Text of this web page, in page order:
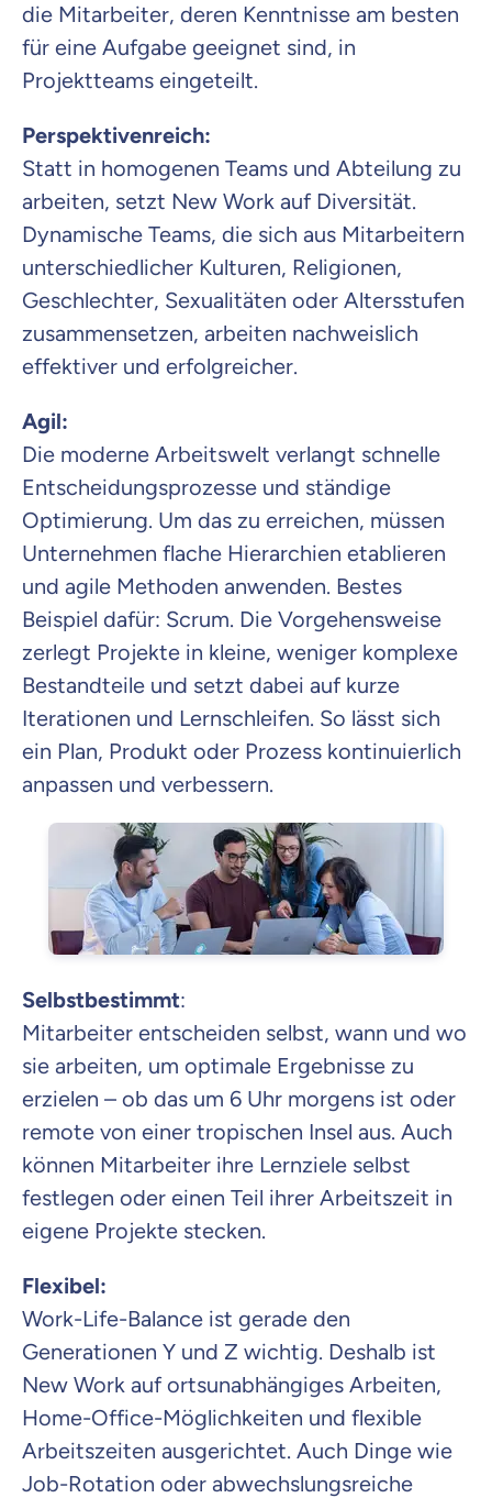
die Mitarbeiter, deren Kenntnisse am besten
für eine Aufgabe geeignet sind, in
Projektteams eingeteilt.
Perspektivenreich:
Statt in homogenen Teams und Abteilung zu
arbeiten, setzt New Work auf Diversität.
Dynamische Teams, die sich aus Mitarbeitern
unterschiedlicher Kulturen, Religionen,
Geschlechter, Sexualitäten oder Altersstufen
zusammensetzen, arbeiten nachweislich
effektiver und erfolgreicher.
Agil:
Die moderne Arbeitswelt verlangt schnelle
Entscheidungsprozesse und ständige
Optimierung. Um das zu erreichen, müssen
Unternehmen flache Hierarchien etablieren
und agile Methoden anwenden. Bestes
Beispiel dafür: Scrum. Die Vorgehensweise
zerlegt Projekte in kleine, weniger komplexe
Bestandteile und setzt dabei auf kurze
Iterationen und Lernschleifen. So lässt sich
ein Plan, Produkt oder Prozess kontinuierlich
anpassen und verbessern.
Selbstbestimmt:
Mitarbeiter entscheiden selbst, wann und wo
sie arbeiten, um optimale Ergebnisse zu
erzielen – ob das um 6 Uhr morgens ist oder
remote von einer tropischen Insel aus. Auch
können Mitarbeiter ihre Lernziele selbst
festlegen oder einen Teil ihrer Arbeitszeit in
eigene Projekte stecken.
Flexibel:
Work-Life-Balance ist gerade den
Generationen Y und Z wichtig. Deshalb ist
New Work auf ortsunabhängiges Arbeiten,
Home-Office-Möglichkeiten und flexible
Arbeitszeiten ausgerichtet. Auch Dinge wie
Job-Rotation oder abwechslungsreiche